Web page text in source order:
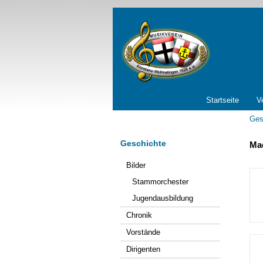
Startseite
Geschichte
Navigation
Bilder
Stammorchester
Jugendausbildung
Chronik
Vorstände
Dirigenten